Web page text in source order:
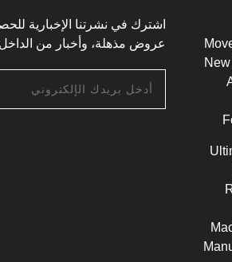
اشترك في نشرتنا الإخبارية
عروض مذهلة، وأخبار من